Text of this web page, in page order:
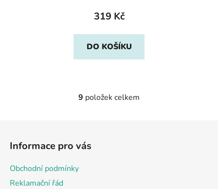
319 Kč
DO KOŠÍKU
O
9 položek celkem
Informace pro vás
Obchodní podmínky
Reklamační řád